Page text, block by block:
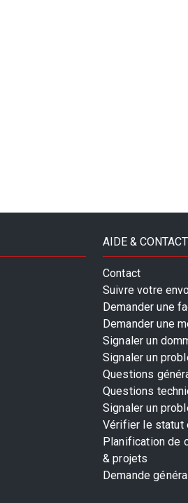
AIDE & CONTACT
Contact
Suivre votre
Demander une
Demander une
Signaler un
Signaler un
Questions
Questions
Signaler un
Vérifier le statut
Planification de
& projets
Demande